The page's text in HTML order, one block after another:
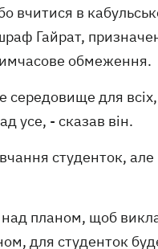
вчитися в
Гайрат,
обмеження.
середовище для
усе, - сказав він.
студенток,
планом, щоб
для студенток